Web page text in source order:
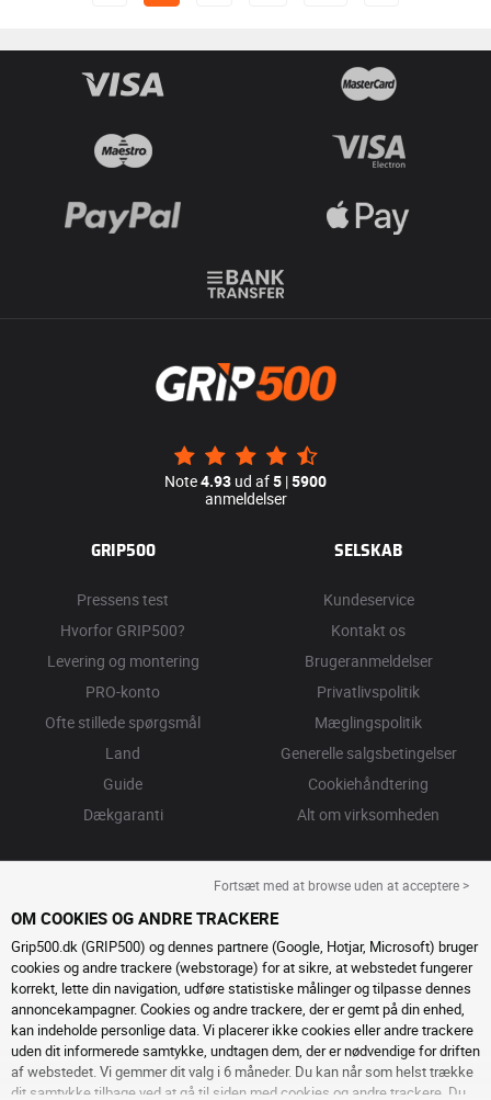
Note4.93 ud af5 |5900
anmeldelser
GRIP500
Pressens test
Hvorfor GRIP500?
Levering og montering
PRO-konto
Ofte stillede spørgsmål
Land
Guide
Dækgaranti
SELSKAB
Kundeservice
Kontakt os
Brugeranmeldelser
Privatlivspolitik
Mæglingspolitik
Generelle salgsbetingelser
Cookiehåndtering
Alt om virksomheden
Fortsæt med at browse uden at acceptere >
OM COOKIES OG ANDRE TRACKERE
Grip500.dk (GRIP500) og dennes partnere (Google, Hotjar, Microsoft) bruger
cookies og andre trackere (webstorage) for at sikre, at webstedet fungerer
korrekt, lette din navigation, udføre statistiske målinger og tilpasse dennes
annoncekampagner. Cookies og andre trackere, der er gemt på din enhed,
kan indeholde personlige data. Vi placerer ikke cookies eller andre trackere
uden dit informerede samtykke, undtagen dem, der er nødvendige for driften
af ​​webstedet. Vi gemmer dit valg i 6 måneder. Du kan når som helst trække
dit samtykke tilbage ved at gå til siden med cookies og andre trackere . Du